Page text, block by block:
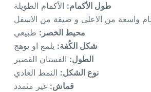
طول الأكمام: الأكمام الطويلة
واسعة من الاعلى و ضيقة من الاسفل
محيط الخصر: طبيعي
شكل الكُفة: يلمع او يوهج
الطول: الفستان القصير
نوع الشكل: النمط العادي
قماش: غير متمدد